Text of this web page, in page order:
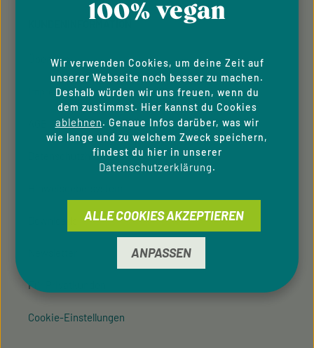
Kenntnis genommen und dieAGBgelesen und bin
mit ihnen einverstanden.
KUNDENINFORMATION
Über Uns
Impressum
Datenschutzhinweise
Für Privatkunden
Cookie-Einstellungen
100% vegan
Wir verwenden Cookies, um deine Zeit auf
unserer Webseite noch besser zu machen.
Deshalb würden wir uns freuen, wenn du
dem zustimmst. Hier kannst du Cookies
ablehnen. Genaue Infos darüber, was wir
wie lange und zu welchem Zweck speichern,
findest du hier in unserer
Datenschutzerklärung.
ANPASSEN
ALLE COOKIES AKZEPTIEREN